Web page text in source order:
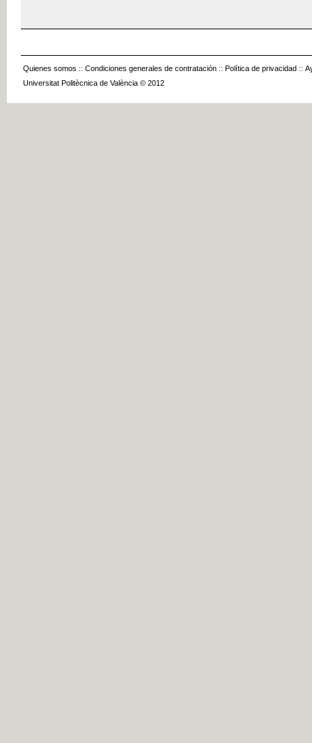
Quienes somos :: Condiciones generales de contratación :: Política de privacidad ::
Universitat Politècnica de València © 2012